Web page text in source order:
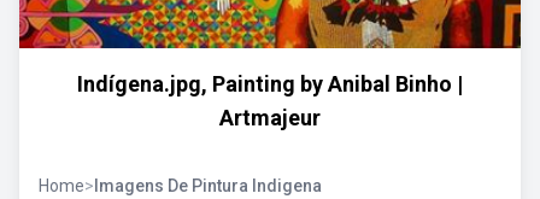
Indígena.jpg, Painting by Anibal Binho |
Artmajeur
Home> Imagens De Pintura Indigena